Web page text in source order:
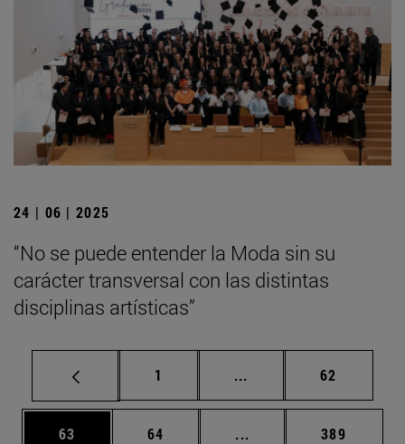
24 | 06 | 2025
“No se puede entender la Moda sin su
carácter transversal con las distintas
disciplinas artísticas”
Página
1 ... Páginas intermedias
Página
62
Página
63 Página
64 ... Páginas intermedias
Página
389